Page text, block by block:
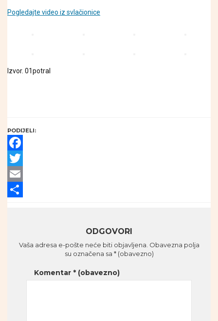
Pogledajte video iz svlačionice
Izvor. 01potral
PODIJELI:
Facebook
Twitter
Email
ODGOVORI
Vaša adresa e-pošte neće biti objavljena. Obavezna polja
su označena sa * (obavezno)
Komentar * (obavezno)